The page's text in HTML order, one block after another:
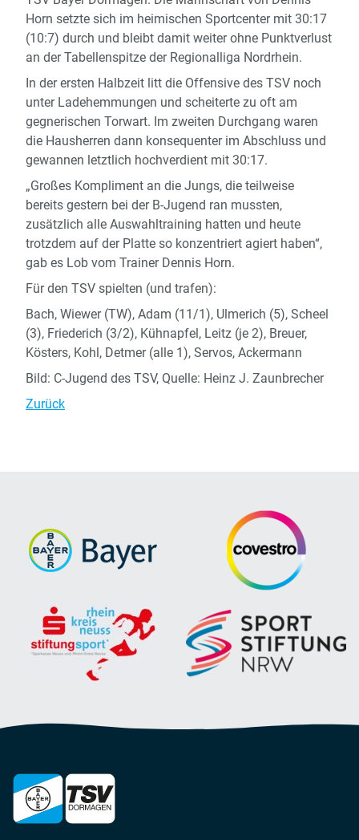
Horn setzte sich im heimischen Sportcenter mit 30:17
(10:7) durch und bleibt damit weiter ohne Punktverlust
an der Tabellenspitze der Regionalliga Nordrhein.
In der ersten Halbzeit litt die Offensive des TSV noch
unter Ladehemmungen und scheiterte zu oft am
gegnerischen Torwart. Im zweiten Durchgang waren
die Hausherren dann konsequenter im Abschluss und
gewannen letztlich hochverdient mit 30:17.
„Großes Kompliment an die Jungs, die teilweise
bereits gestern bei der B-Jugend ran mussten,
zusätzlich alle Auswahltraining hatten und heute
trotzdem auf der Platte so konzentriert agiert haben“,
gab es Lob vom Trainer Dennis Horn.
Für den TSV spielten (und trafen):
Bach, Wiewer (TW), Adam (11/1), Ulmerich (5), Scheel
(3), Friederich (3/2), Kühnapfel, Leitz (je 2), Breuer,
Kösters, Kohl, Detmer (alle 1), Servos, Ackermann
Bild: C-Jugend des TSV, Quelle: Heinz J. Zaunbrecher
Zurück